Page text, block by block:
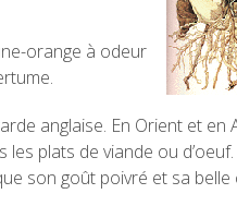
orange à odeur
anglaise. En Orient et en
plats de viande ou
son goût poivré et sa belle